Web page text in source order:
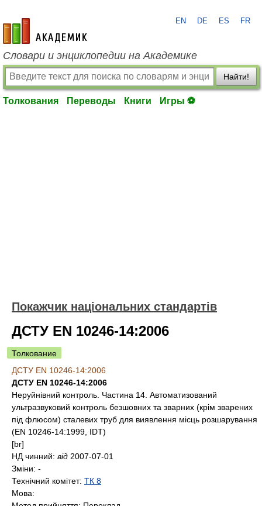
academic.ru
EN DE ES FR
Словари и энциклопедии на Академике
Найти!
Толкования Переводы Книги Игры ⚽
Покажчик національних стандартів
ДСТУ EN 10246-14:2006
Толкование
ДСТУ EN 10246-14:2006
ДСТУ EN 10246-14:2006
Неруйнівний контроль. Частина 14. Автоматизований
ультразвуковий контроль безшовних та зварних (крім зварених
під флюсом) сталевих труб для виявлення місць розшарування
(EN 10246-14:1999, IDT)
[br]
НД чинний: від 2007-07-01
Зміни: -
Технічний комітет: ТК 8
Мова: